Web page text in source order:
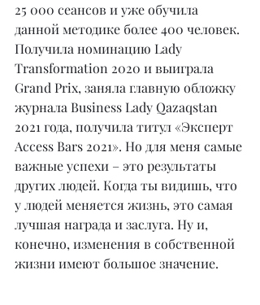
25 000 сеансов и уже обучила
данной методике более 400 человек.
Получила номинацию Lady
Transformation 2020 и выиграла
Grand Prix, заняла главную обложку
журнала Business Lady Qazаqstan
2021 года, получила титул «Эксперт
Access Bars 2021». Но для меня самые
важные успехи – это результаты
других людей. Когда ты видишь, что
у людей меняется жизнь, это самая
лучшая награда и заслуга. Ну и,
конечно, изменения в собственной
жизни имеют большое значение.